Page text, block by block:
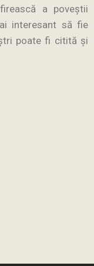
a poveștii
interesant să fie
poate fi citită și